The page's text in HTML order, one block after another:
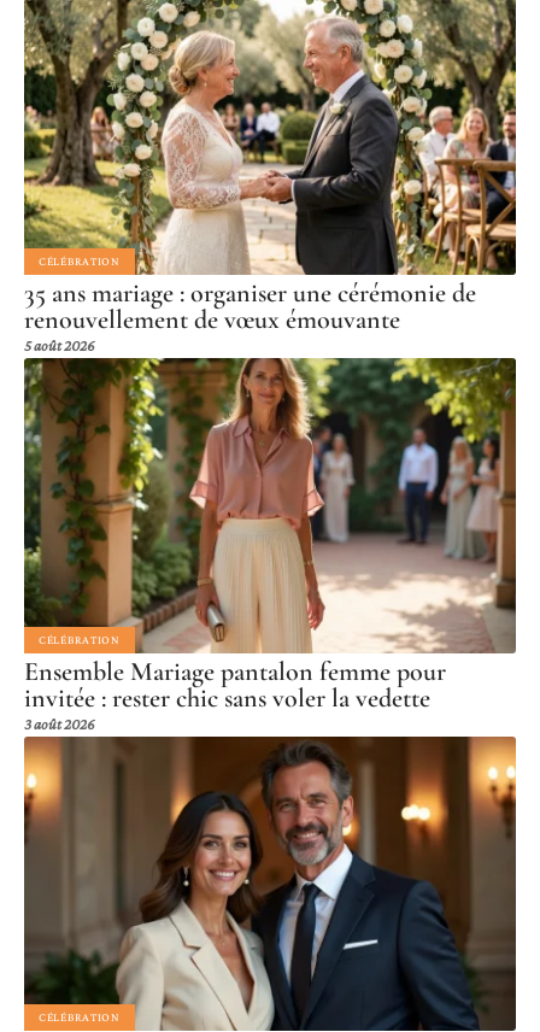
CÉLÉBRATION
35 ans mariage : organiser une cérémonie de
renouvellement de vœux émouvante
5 août 2026
CÉLÉBRATION
Ensemble Mariage pantalon femme pour
invitée : rester chic sans voler la vedette
3 août 2026
CÉLÉBRATION